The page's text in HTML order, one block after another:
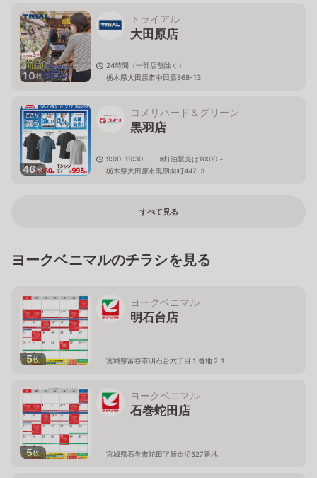
10枚
トライアル
大田原店
24時間（一部店舗除く）
栃木県大田原市中田原868-13
46枚
コメリハード＆グリーン
黒羽店
9:00-19:30 ※灯油販売は10:00～
栃木県大田原市黒羽向町447-3
すべて見る
ヨークベニマルのチラシを見る
5枚
ヨークベニマル
明石台店
宮城県富谷市明石台六丁目１番地２１
5枚
ヨークベニマル
石巻蛇田店
宮城県石巻市蛇田字新金沼527番地